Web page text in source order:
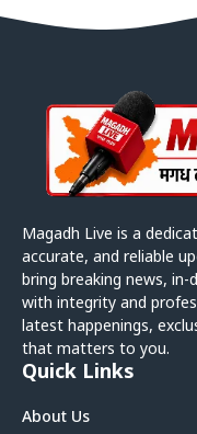
Magadh Live is a
accurate, and reliable
bring breaking news,
with integrity and
latest happenings,
that matters to you.
Quick Links
About Us